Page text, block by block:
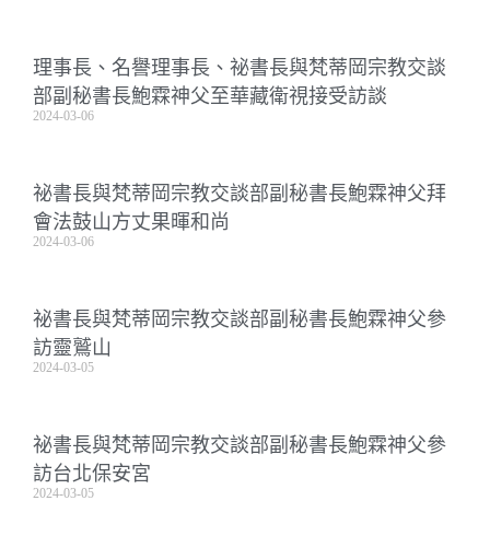
理事長、名譽理事長、祕書長與梵蒂岡宗教交談
部副秘書長鮑霖神父至華藏衛視接受訪談
2024-03-06
祕書長與梵蒂岡宗教交談部副秘書長鮑霖神父拜
會法鼓山方丈果暉和尚
2024-03-06
祕書長與梵蒂岡宗教交談部副秘書長鮑霖神父參
訪靈鷲山
2024-03-05
祕書長與梵蒂岡宗教交談部副秘書長鮑霖神父參
訪台北保安宮
2024-03-05